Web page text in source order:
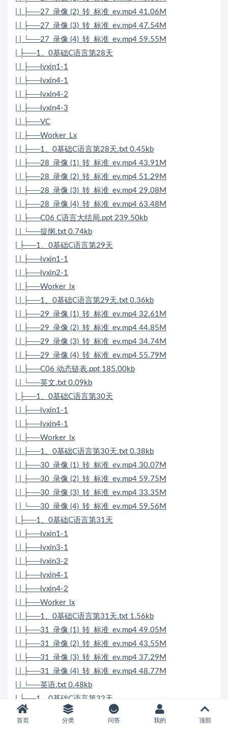
| | ├──27_录像 (2)_转_标准_ev.mp4 41.06M
| | ├──27_录像 (3)_转_标准_ev.mp4 47.54M
| | └──27_录像 (4)_转_标准_ev.mp4 59.55M
| ├──1、0基础C语言第28天
| | ├──lvxin1-1
| | ├──lvxin4-1
| | ├──lvxin4-2
| | ├──lvxin4-3
| | ├──VC
| | ├──Worker_Lx
| | ├──1、0基础C语言第28天.txt 0.45kb
| | ├──28_录像 (1)_转_标准_ev.mp4 43.91M
| | ├──28_录像 (2)_转_标准_ev.mp4 51.29M
| | ├──28_录像 (3)_转_标准_ev.mp4 29.08M
| | ├──28_录像 (4)_转_标准_ev.mp4 63.48M
| | ├──C06 C语言大结局.ppt 239.50kb
| | └──提纲.txt 0.74kb
| ├──1、0基础C语言第29天
| | ├──lvxin1-1
| | ├──lvxin2-1
| | ├──Worker_lx
| | ├──1、0基础C语言第29天.txt 0.36kb
| | ├──29_录像 (1)_转_标准_ev.mp4 32.61M
| | ├──29_录像 (2)_转_标准_ev.mp4 44.85M
| | ├──29_录像 (3)_转_标准_ev.mp4 34.74M
| | ├──29_录像 (4)_转_标准_ev.mp4 55.79M
| | ├──C06 动态链表.ppt 185.00kb
| | └──英文.txt 0.09kb
| ├──1、0基础C语言第30天
| | ├──lvxin1-1
| | ├──lvxin4-1
| | ├──Worker_lx
| | ├──1、0基础C语言第30天.txt 0.38kb
| | ├──30_录像 (1)_转_标准_ev.mp4 30.07M
| | ├──30_录像 (2)_转_标准_ev.mp4 59.75M
| | ├──30_录像 (3)_转_标准_ev.mp4 33.35M
| | └──30_录像 (4)_转_标准_ev.mp4 59.56M
| ├──1、0基础C语言第31天
| | ├──lvxin1-1
| | ├──lvxin3-1
| | ├──lvxin3-2
| | ├──lvxin4-1
| | ├──lvxin4-2
| | ├──Worker_lx
| | ├──1、0基础C语言第31天.txt 1.56kb
| | ├──31_录像 (1)_转_标准_ev.mp4 49.05M
| | ├──31_录像 (2)_转_标准_ev.mp4 43.55M
| | ├──31_录像 (3)_转_标准_ev.mp4 37.29M
| | ├──31_录像 (4)_转_标准_ev.mp4 48.77M
| | └──英语.txt 0.48kb
| ├──1、0基础C语言第32天
| | ├──lvxin1-1
首页 分类 问答 我的 顶部